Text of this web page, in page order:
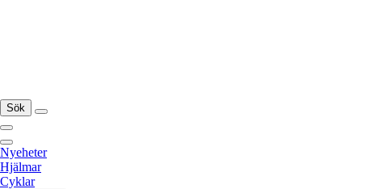
Sök
Nyeheter
Hjälmar
Cyklar